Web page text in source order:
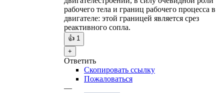
рабочего тела и границ рабочего процесса в
двигателе: этой границей является срез
реактивного сопла.
👍 1
+
Ответить
Скопировать ссылку
Пожаловаться
—